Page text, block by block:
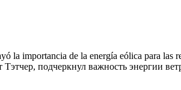
la importancia de la energía eólica para
подчеркнул важность энергии